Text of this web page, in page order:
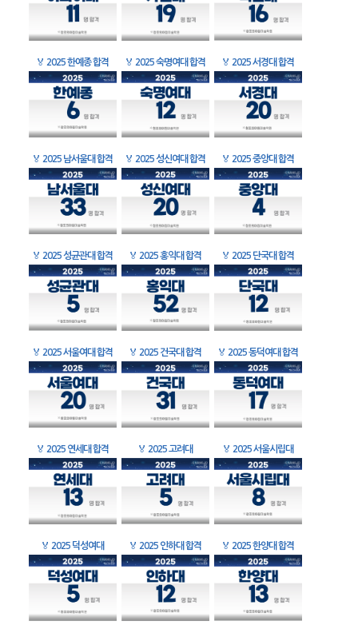
🏅 2025 한예종 합격 🏅 2025 숙명여대 합격 🏅 2025 서경대 합격
🏅 2025 남서울대 합격 🏅 2025 성신여대 합격 🏅 2025 중앙대 합격
🏅 2025 성균관대 합격 🏅 2025 홍익대 합격 🏅 2025 단국대 합격
🏅 2025 서울여대 합격 🏅 2025 건국대 합격 🏅 2025 동덕여대 합격
🏅 2025 연세대 합격 🏅 2025 고려대 🏅 2025 서울시립대
🏅 2025 덕성여대 🏅 2025 인하대 합격 🏅 2025 한양대 합격